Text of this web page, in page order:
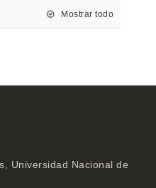
Mostrar todo
Universidad Nacional de